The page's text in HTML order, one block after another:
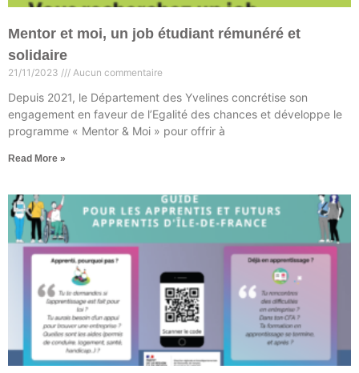
Mentor et moi, un job étudiant rémunéré et
solidaire
21/11/2023 Aucun commentaire
Depuis 2021, le Département des Yvelines concrétise son
engagement en faveur de l’Egalité des chances et développe le
programme « Mentor & Moi » pour offrir à
Read More »